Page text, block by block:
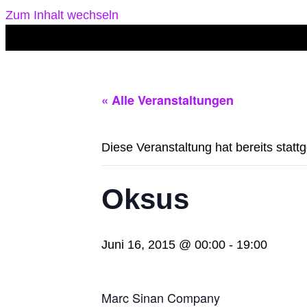
Zum Inhalt wechseln
« Alle Veranstaltungen
Diese Veranstaltung hat bereits
Oksus
Juni 16, 2015 @ 00:00 - 19:00
Marc Sinan Company